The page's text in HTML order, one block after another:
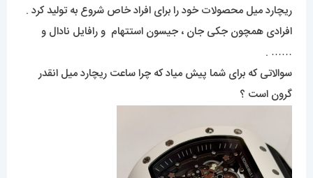
ریچارد میل محصولات خود را برای افراد خاص شروع به تولید کرد .
افرادی همچون جکی جان ، جیسون استتهام و رافایل نادال و
…… .
سوالاتی که برای شما پیش میاد که چرا ساعت ریچارد میل انقدر
گرون است ؟